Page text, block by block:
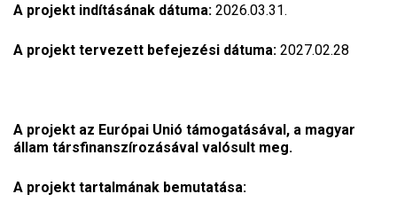
A projekt indításának dátuma: 2026.03.31.
A projekt tervezett befejezési dátuma: 2027.02.28
A projekt az Európai Unió támogatásával, a magyar
állam társfinanszírozásával valósult meg.
A projekt tartalmának bemutatása: